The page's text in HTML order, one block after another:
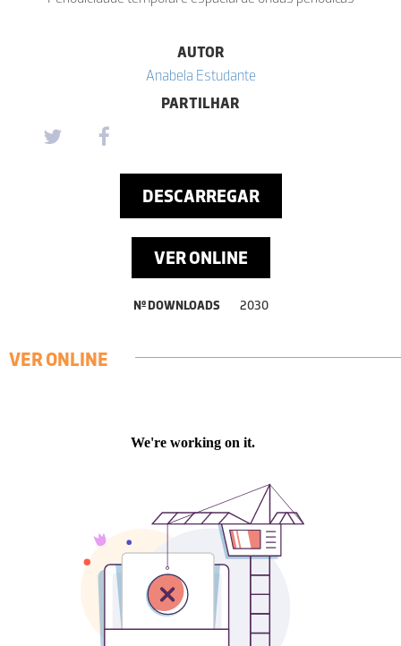
AUTOR
Anabela Estudante
PARTILHAR
DESCARREGAR
VER ONLINE
Nº DOWNLOADS 2030
VER ONLINE